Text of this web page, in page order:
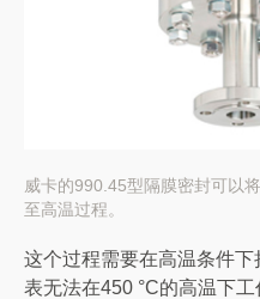
威卡的990.45型隔膜密封可以
至高温过程。
这个过程需要在高温条件
表无法在450 °C的高温下